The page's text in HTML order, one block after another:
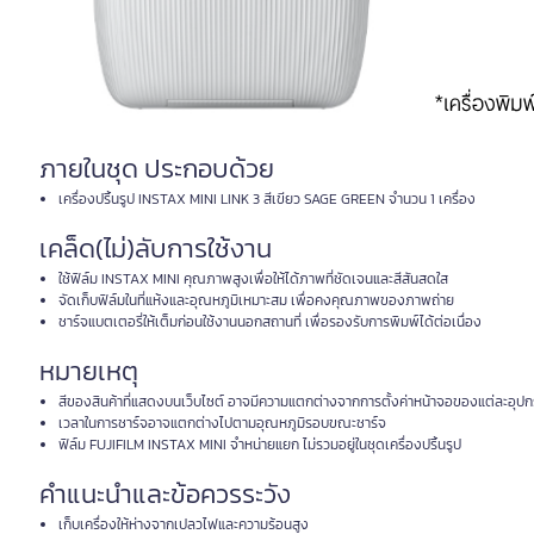
ภายในชุด ประกอบด้วย
เครื่องปริ้นรูป INSTAX MINI LINK 3 สีเขียว SAGE GREEN จำนวน 1 เครื่อง
เคล็ด(ไม่)ลับการใช้งาน
ใช้ฟิล์ม INSTAX MINI คุณภาพสูงเพื่อให้ได้ภาพที่ชัดเจนและสีสันสดใส
จัดเก็บฟิล์มในที่แห้งและอุณหภูมิเหมาะสม เพื่อคงคุณภาพของภาพถ่าย
ชาร์จแบตเตอรี่ให้เต็มก่อนใช้งานนอกสถานที่ เพื่อรองรับการพิมพ์ได้ต่อเนื่อง
หมายเหตุ
สีของสินค้าที่แสดงบนเว็บไซต์ อาจมีความแตกต่างจากการตั้งค่าหน้าจอของแต่ละอุ
เวลาในการชาร์จอาจแตกต่างไปตามอุณหภูมิรอบขณะชาร์จ
ฟิล์ม FUJIFILM INSTAX MINI จำหน่ายแยก ไม่รวมอยู่ในชุดเครื่องปริ้นรูป
คำแนะนำและข้อควรระวัง
เก็บเครื่องให้ห่างจากเปลวไฟและความร้อนสูง